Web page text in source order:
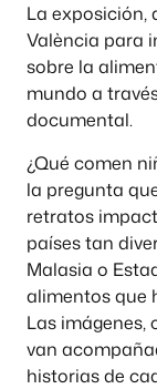
La exposición,
València para
sobre la
mundo a
documental.
¿Qué comen
la pregunta
retratos
países tan
Malasia o
alimentos que
Las imágenes,
van
historias de